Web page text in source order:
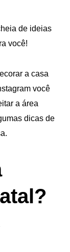
de ideias
você!
a casa
você
a área
dicas de